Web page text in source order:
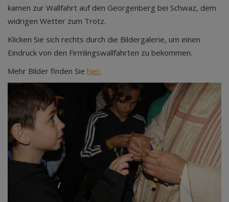
kamen zur Wallfahrt auf den Georgenberg bei Schwaz, dem
widrigen Wetter zum Trotz.
Klicken Sie sich rechts durch die Bildergalerie, um einen
Eindruck von den Firmlingswallfahrten zu bekommen.
Mehr Bilder finden Sie hier.